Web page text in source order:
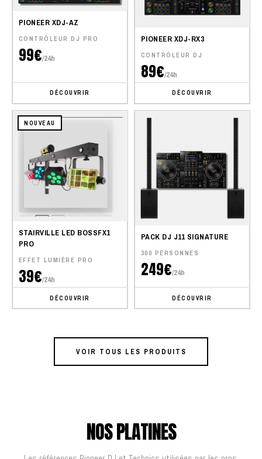
PIONEER XDJ-AZ
CONTRÔLEUR DJ PRO
99€/24h
DÉCOUVRIR
PIONEER XDJ-RX3
CONTRÔLEUR DJ
89€/24h
DÉCOUVRIR
NOUVEAU
STAIRVILLE LED BOSSFX1
PRO
EFFET LUMIÈRE PRO
39€/24h
DÉCOUVRIR
PACK DJ J11 SIGNATURE
300 PERSONNES
249€/24h
DÉCOUVRIR
VOIR TOUS LES PRODUITS
NOS PLATINES